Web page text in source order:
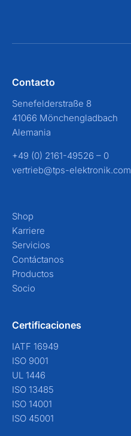
Contacto
Senefelderstraße 8
41066 Mönchengladbach
Alemania
+49 (0) 2161-49526 – 0
vertrieb@tps-elektronik.com
Shop
Karriere
Servicios
Contáctanos
Productos
Socio
Certificaciones
IATF 16949
ISO 9001
UL 1446
ISO 13485
ISO 14001
ISO 45001